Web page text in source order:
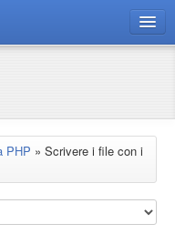
PHP » Scrivere i file con i